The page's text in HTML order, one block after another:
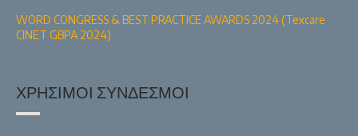
WORD CONGRESS & BEST PRACTICE AWARDS 2024 (Texcare
CINET GBPA 2024)
ΧΡΉΣΙΜΟΙ ΣΎΝΔΕΣΜΟΙ